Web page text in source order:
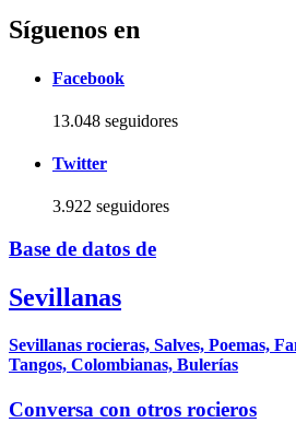
Síguenos en
Facebook
13.048 seguidores
Twitter
3.922 seguidores
Base de datos de
Sevillanas
Sevillanas rocieras, Salves, Poemas,
Tangos, Colombianas, Bulerías
Conversa con otros rocieros